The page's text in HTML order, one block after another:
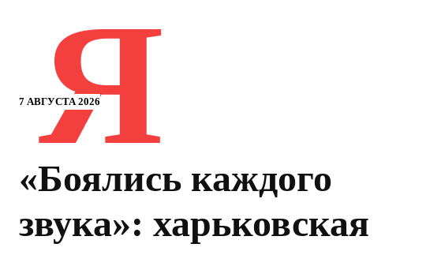
7 АВГУСТА 2026
Я
«Боялись каждого
звука»: харьковская